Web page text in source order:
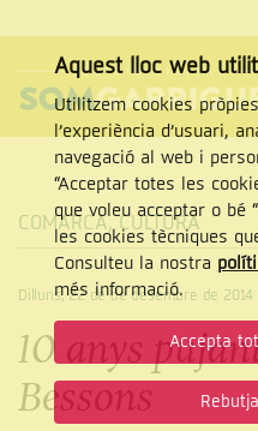
NAVEGACIÓ
Cercar
COMARCA,CULTURA
Dilluns, 22 de de desembre de 2014
10 anys
Bessons
Aquest lloc web
Utilitzem cookies
l’experiència d’usuari,
navegació al web i
“Acceptar totes les
que voleu acceptar o bé
les cookies tècniques
Consulteu la nostra
més informació.
Accepta